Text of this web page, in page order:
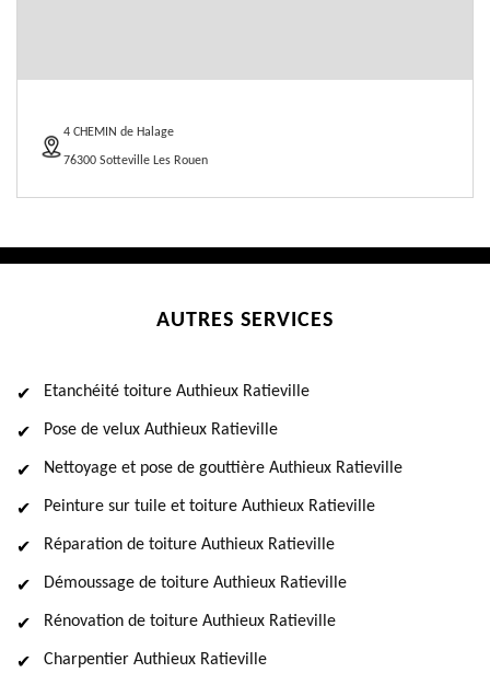
4 CHEMIN de Halage
76300 Sotteville Les Rouen
AUTRES SERVICES
Etanchéité toiture Authieux Ratieville
Pose de velux Authieux Ratieville
Nettoyage et pose de gouttière Authieux Ratieville
Peinture sur tuile et toiture Authieux Ratieville
Réparation de toiture Authieux Ratieville
Démoussage de toiture Authieux Ratieville
Rénovation de toiture Authieux Ratieville
Charpentier Authieux Ratieville